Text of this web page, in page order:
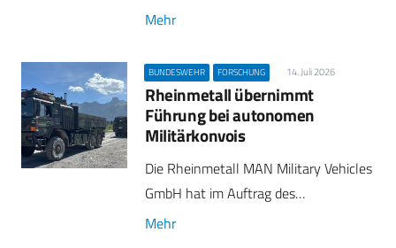
Mehr
BUNDESWEHR FORSCHUNG 14. Juli 2026
Rheinmetall übernimmt
Führung bei autonomen
Militärkonvois
Die Rheinmetall MAN Military Vehicles
GmbH hat im Auftrag des…
Mehr